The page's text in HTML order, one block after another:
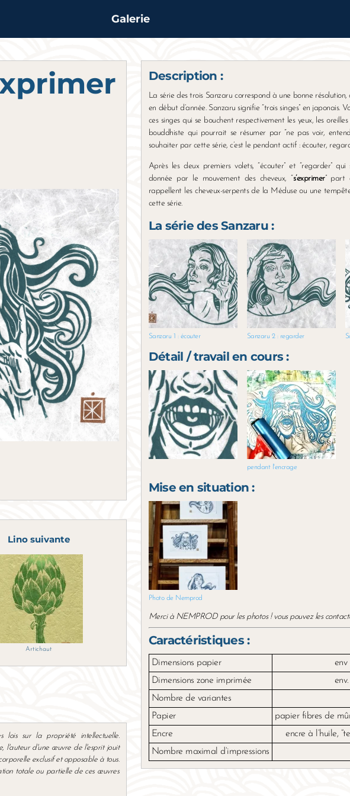
Galerie
Lino suivante
Artichaut
lois sur la propriété intellectuelle.
l'auteur d'une œuvre de l'esprit jouit
exclusif et opposable à tous.
totale ou partielle de ces œuvres
Description :
La série des trois Sanzaru correspond à une bonne
en début d’année. Sanzaru signifie “trois singes” en japonais.
ces singes qui se bouchent respectivement les yeux, les
bouddhiste qui pourrait se résumer par “ne pas voir,
souhaiter par cette série, c’est le pendant actif : écouter,
Après les deux premiers volets, “écouter” et “regarder”
donnée par le mouvement des cheveux, “s’exprimer” part
rappellent les cheveux-serpents de la Méduse ou une
cette série.
La série des Sanzaru :
Sanzaru 1 : écouter Sanzaru 2 : regarder
Détail / travail en cours :
pendant l'encrage
Mise en situation :
Photo de Nemprod
Merci à NEMPROD pour les photos ! vous pouvez les
Caractéristiques :
Dimensions papier
env
Dimensions zone imprimée
Nombre de variantes
Papier
papier fibres de
Encre
encre à l’huile,
Nombre maximal d’impressions